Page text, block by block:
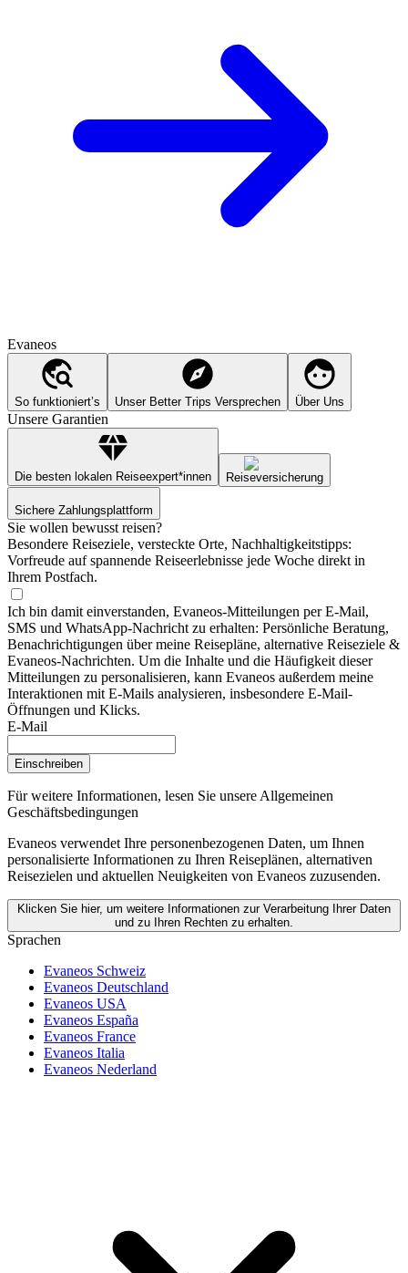
Evaneos
So funktioniert’s Unser Better Trips Versprechen Über Uns
Unsere Garantien
Die besten lokalen Reiseexpert*innen Reiseversicherung
Sichere Zahlungsplattform
Sie wollen bewusst reisen?
Besondere Reiseziele, versteckte Orte, Nachhaltigkeitstipps:
Vorfreude auf spannende Reiseerlebnisse jede Woche direkt in
Ihrem Postfach.
Ich bin damit einverstanden, Evaneos-Mitteilungen per E-Mail,
SMS und WhatsApp-Nachricht zu erhalten: Persönliche Beratung,
Benachrichtigungen über meine Reisepläne, alternative Reiseziele &
Evaneos-Nachrichten. Um die Inhalte und die Häufigkeit dieser
Mitteilungen zu personalisieren, kann Evaneos außerdem meine
Interaktionen mit E-Mails analysieren, insbesondere E-Mail-
Öffnungen und Klicks.
E-Mail
Einschreiben
Für weitere Informationen, lesen Sie unsere Allgemeinen
Geschäftsbedingungen
Evaneos verwendet Ihre personenbezogenen Daten, um Ihnen
personalisierte Informationen zu Ihren Reiseplänen, alternativen
Reisezielen und aktuellen Neuigkeiten von Evaneos zuzusenden.
Klicken Sie hier, um weitere Informationen zur Verarbeitung Ihrer Daten
und zu Ihren Rechten zu erhalten.
Sprachen
Evaneos Schweiz
Evaneos Deutschland
Evaneos USA
Evaneos España
Evaneos France
Evaneos Italia
Evaneos Nederland